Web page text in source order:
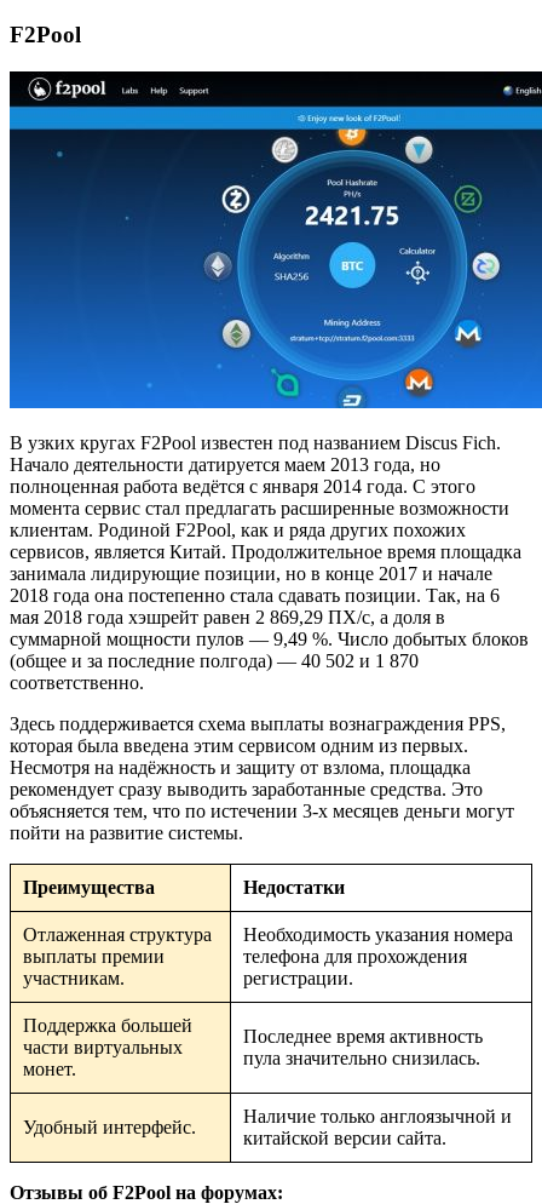
F2Pool
В узких кругах F2Pool известен под названием Discus Fich.
Начало деятельности датируется маем 2013 года, но
полноценная работа ведётся с января 2014 года. С этого
момента сервис стал предлагать расширенные возможности
клиентам. Родиной F2Pool, как и ряда других похожих
сервисов, является Китай. Продолжительное время площадка
занимала лидирующие позиции, но в конце 2017 и начале
2018 года она постепенно стала сдавать позиции. Так, на 6
мая 2018 года хэшрейт равен 2 869,29 ПХ/с, а доля в
суммарной мощности пулов — 9,49 %. Число добытых блоков
(общее и за последние полгода) — 40 502 и 1 870
соответственно.
Здесь поддерживается схема выплаты вознаграждения PPS,
которая была введена этим сервисом одним из первых.
Несмотря на надёжность и защиту от взлома, площадка
рекомендует сразу выводить заработанные средства. Это
объясняется тем, что по истечении 3-х месяцев деньги могут
пойти на развитие системы.
Преимущества Недостатки
Отлаженная структура
выплаты премии
участникам.
Необходимость указания номера
телефона для прохождения
регистрации.
Поддержка большей
части виртуальных
монет.
Последнее время активность
пула значительно снизилась.
Удобный интерфейс.
Наличие только англоязычной и
китайской версии сайта.
Отзывы об F2Pool на форумах: